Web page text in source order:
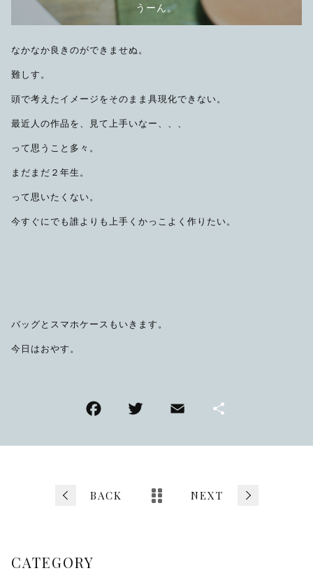
うーん。
なかなか良きのができませぬ。
難しす。
頭で考えたイメージをそのまま具現化できない。
最近人の作品を、見て上手いなー、、、
って思うこと多々。
まだまだ２年生。
って思いたくない。
今すぐにでも誰よりも上手くかっこよく作りたい。
バッグとスマホケースもいきます。
今日はおやす。
b
BACK NEXT
CATEGORY